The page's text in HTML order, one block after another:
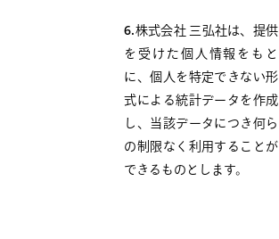
6.株式会社 三弘社は、提供
を受けた個人情報をもと
に、個人を特定できない形
式による統計データを作成
し、当該データにつき何ら
の制限なく利用することが
できるものとします。